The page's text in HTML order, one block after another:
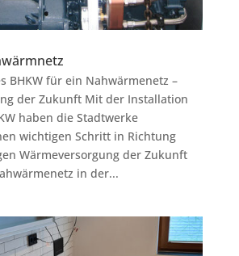
BHKW für ein Nahwärmenetz –
der Zukunft Mit der Installation
haben die Stadtwerke
wichtigen Schritt in Richtung
Wärmeversorgung der Zukunft
in der...